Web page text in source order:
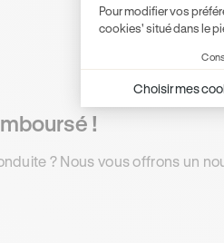
!
? Nous vous offrons un
Pour modifier vos
cookies' situé dans le
Choisir mes